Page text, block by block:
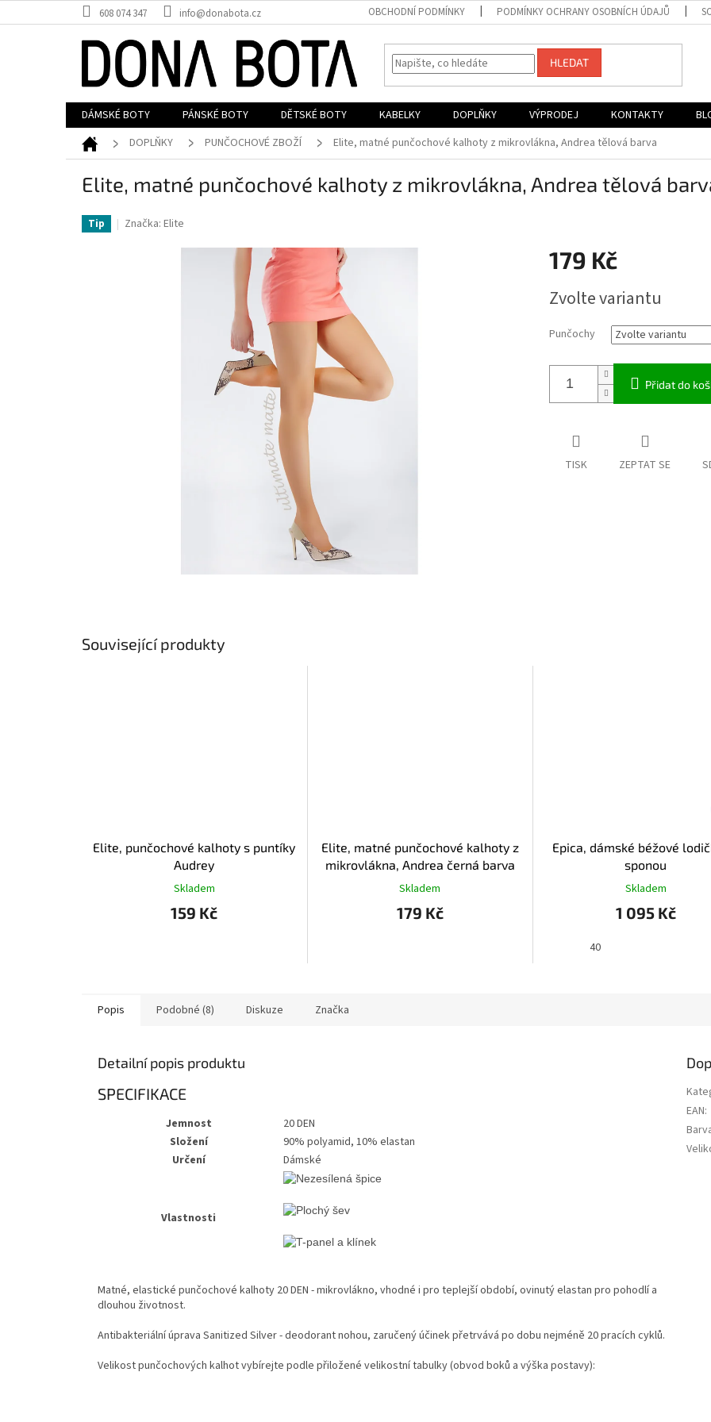
na
608 074 347 info@donabota.cz OBCHODNÍ PODMÍNKY PODMÍNKY OCHRANY OSOBNÍCH ÚDAJŮ
HLEDAT
DÁMSKÉ BOTY PÁNSKÉ BOTY DĚTSKÉ BOTY KABELKY DOPLŇKY VÝPRODEJ KONTAKTY
Domů
DOPLŇKY PUNČOCHOVÉ ZBOŽÍ Elite, matné punčochové kalhoty z mikrovlákna, Andrea tělová barva
Elite, matné punčochové kalhoty z mikrovlákna, Andrea tělová
Tip Značka: Elite
179 Kč
cena:
Zvolte variantu
Punčochy
Přidat do
TISK ZEPTAT SE
Související produkty
Elite, punčochové kalhoty s puntíky
Audrey
Skladem
159 Kč
Elite, matné punčochové kalhoty z
mikrovlákna, Andrea černá barva
Skladem
179 Kč
Epica, dámské béžové
sponou
Skladem
1 095 Kč
40
Popis Podobné (8) Diskuze Značka
Detailní popis produktu
SPECIFIKACE
Jemnost
20 DEN
Složení
90% polyamid, 10% elastan
Určení
Dámské
Vlastnosti
Matné, elastické punčochové kalhoty 20 DEN - mikrovlákno, vhodné i pro teplejší období, ovinutý elastan pro pohodlí a
dlouhou životnost.
Antibakteriální úprava Sanitized Silver - deodorant nohou, zaručený účinek přetrvává po dobu nejméně 20 pracích cyklů.
Velikost punčochových kalhot vybírejte podle přiložené velikostní tabulky (obvod boků a výška postavy):
EAN: